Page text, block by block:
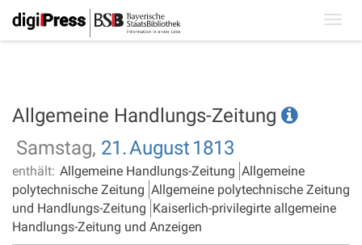
Allgemeine Handlungs-Zeitung
Samstag, 21.August 1813
enthält: Allgemeine Handlungs-Zeitung Allgemeine
polytechnische Zeitung Allgemeine polytechnische Zeitung
und Handlungs-Zeitung Kaiserlich-privilegirte allgemeine
Handlungs-Zeitung und Anzeigen